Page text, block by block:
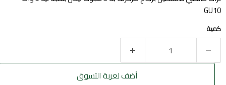
GU10
كمية
أضف لعربة التسوق